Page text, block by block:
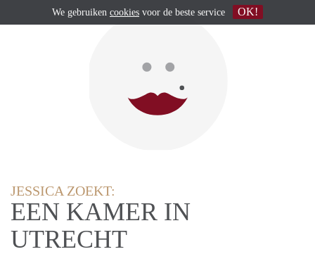
JESSICA ZOEKT:
EEN KAMER IN
UTRECHT
We gebruiken cookies voor de beste service OK!